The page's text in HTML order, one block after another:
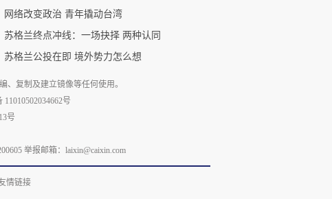
网络改变政治 青年撬动台湾
苏格兰终点冲线：一场抉择 两种认同
苏格兰公投在即 境外势力怎么想
复制及建立镜像等任何使用。
号
号
举报邮箱：laixin@caixin.com
情链接